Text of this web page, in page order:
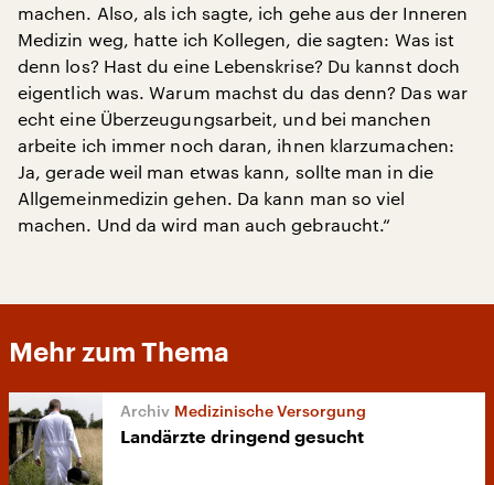
machen. Also, als ich sagte, ich gehe aus der Inneren
Medizin weg, hatte ich Kollegen, die sagten: Was ist
denn los? Hast du eine Lebenskrise? Du kannst doch
eigentlich was. Warum machst du das denn? Das war
echt eine Überzeugungsarbeit, und bei manchen
arbeite ich immer noch daran, ihnen klarzumachen:
Ja, gerade weil man etwas kann, sollte man in die
Allgemeinmedizin gehen. Da kann man so viel
machen. Und da wird man auch gebraucht.“
Mehr zum Thema
Medizinische Versorgung
Landärzte dringend gesucht